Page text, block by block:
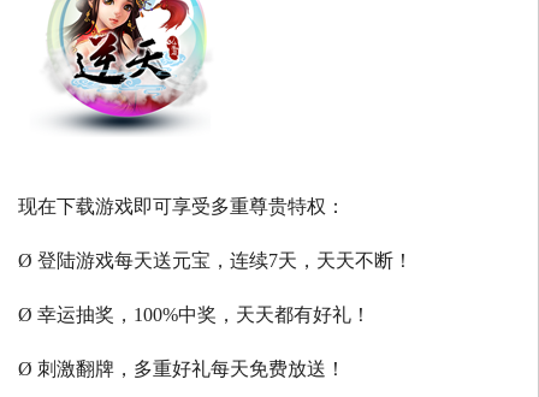
现在下载游戏即可享受多重尊贵特权：
Ø 登陆游戏每天送元宝，连续7天，天天不断！
Ø 幸运抽奖，100%中奖，天天都有好礼！
Ø 刺激翻牌，多重好礼每天免费放送！